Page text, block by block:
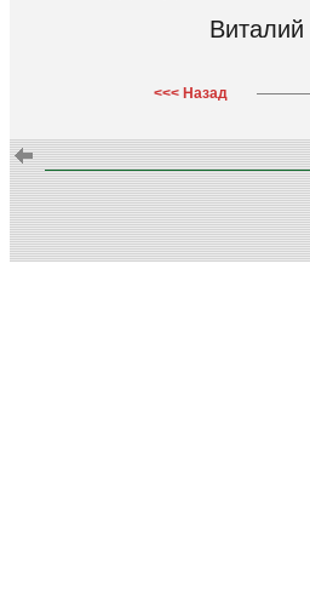
Виталий
<<< Назад